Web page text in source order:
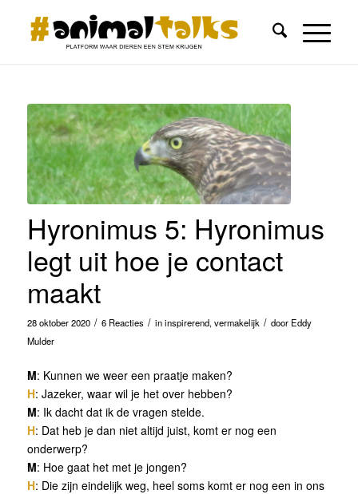
Hyronimus 5: Hyronimus
legt uit hoe je contact
maakt
28 oktober 2020 / 6 Reacties / ininspirerend, vermakelijk / door Eddy
Mulder
M: Kunnen we weer een praatje maken?
H: Jazeker, waar wil je het over hebben?
M: Ik dacht dat ik de vragen stelde.
H: Dat heb je dan niet altijd juist, komt er nog een
onderwerp?
M: Hoe gaat het met je jongen?
H: Die zijn eindelijk weg, heel soms komt er nog een in ons